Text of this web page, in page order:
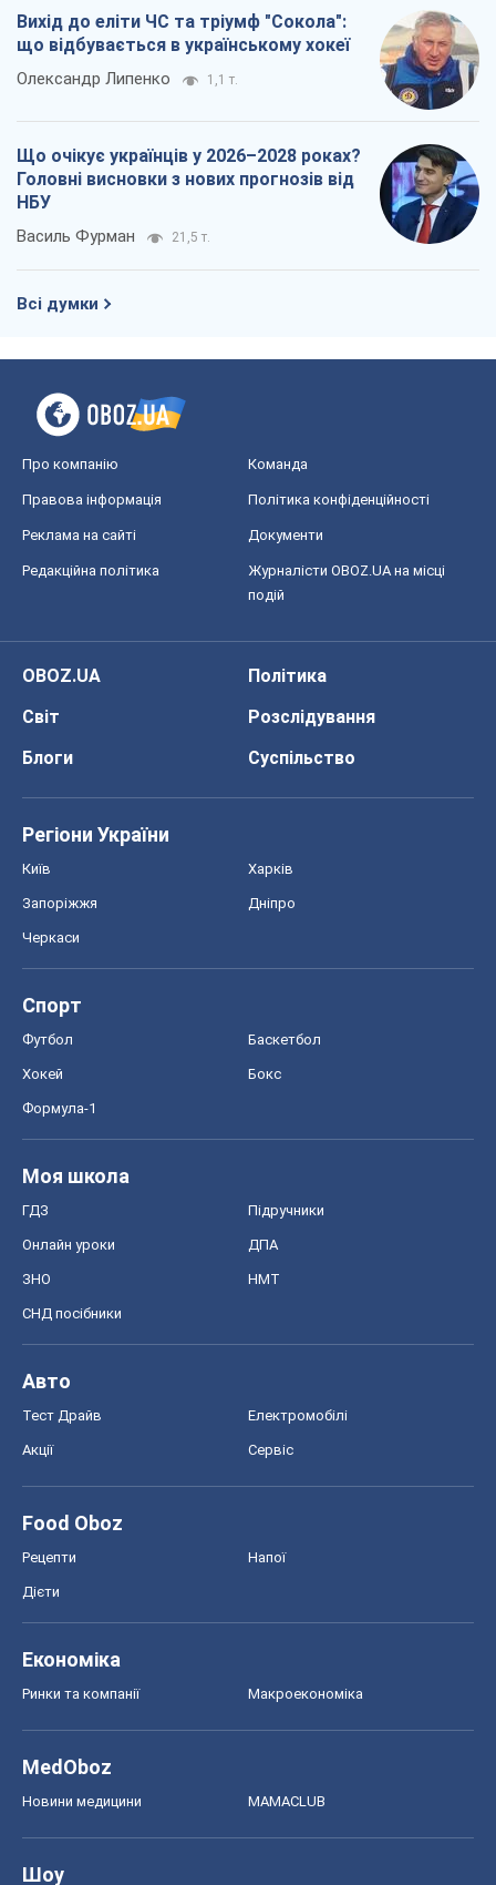
Вихід до еліти ЧС та тріумф "Сокола":
що відбувається в українському хокеї
Олександр Липенко 1,1 т.
Що очікує українців у 2026–2028 роках?
Головні висновки з нових прогнозів від
НБУ
Василь Фурман 21,5 т.
Всі думки
Про компанію Команда
Правова інформація Політика конфіденційності
Реклама на сайті Документи
Редакційна політика
Журналісти OBOZ.UA на місці
подій
OBOZ.UA
Політика
Світ
Розслідування
Блоги
Суспільство
Регіони України
Київ Харків
Запоріжжя Дніпро
Черкаси
Спорт
Футбол Баскетбол
Хокей Бокс
Формула-1
Моя школа
ГДЗ Підручники
Онлайн уроки ДПА
ЗНО НМТ
СНД посібники
Авто
Тест Драйв Електромобілі
Акції Сервіс
Food Oboz
Рецепти Напої
Дієти
Економіка
Ринки та компанії Макроекономіка
MedOboz
Новини медицини MAMACLUB
Шоу